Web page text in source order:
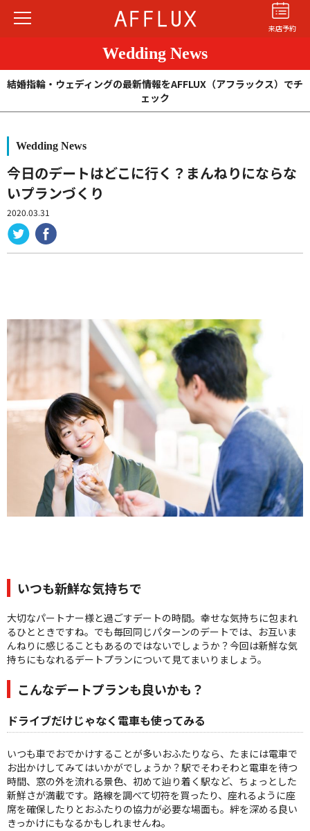
来店予約
セットリング
商品カテゴリ
ショップ
AFFLUXについて
クオリティ
AFFLUXダイヤモンド
お役立ち記事
フェア・ニュース
ブログ・お客様の声
カタログ請求
06-7777-7370
受付時間 11:00〜19:00/火曜日定休
Wedding News
結婚指輪・ウェディングの最新情報をAFFLUX（アフラックス）でチ
ェック
Wedding News
今日のデートはどこに行く？まんねりにならな
いプランづくり
2020.03.31
いつも新鮮な気持ちで
大切なパートナー様と過ごすデートの時間。幸せな気持ちに包まれ
るひとときですね。でも毎回同じパターンのデートでは、お互いま
んねりに感じることもあるのではないでしょうか？今回は新鮮な気
持ちにもなれるデートプランについて見てまいりましょう。
こんなデートプランも良いかも？
ドライブだけじゃなく電車も使ってみる
いつも車でおでかけすることが多いおふたりなら、たまには電車で
お出かけしてみてはいかがでしょうか？駅でそわそわと電車を待つ
時間、窓の外を流れる景色、初めて辿り着く駅など、ちょっとした
新鮮さが満載です。路線を調べて切符を買ったり、座れるように座
席を確保したりとおふたりの協力が必要な場面も。絆を深める良い
きっかけにもなるかもしれませんね。